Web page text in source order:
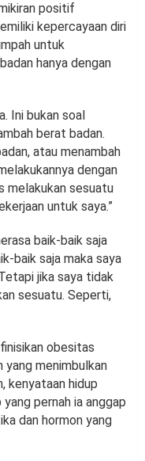
positif
kepercayaan diri
untuk
hanya dengan
Ini bukan soal
berat badan.
atau menambah
dengan
melakukan sesuatu
untuk saya.”
baik-baik saja
baik saja maka saya
jika saya tidak
sesuatu. Seperti,
obesitas
yang menimbulkan
kenyataan hidup
pernah ia anggap
dan hormon yang